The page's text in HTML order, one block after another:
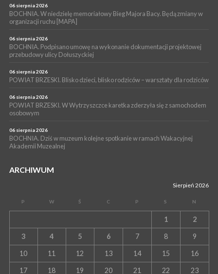
muzyki [PROGRAM KONCERTÓW]
SPORT
BOCHNIA. W niedzielę XXXII Memoriałowy Bieg Majora Bacy!
06 sierpnia 2026
BOCHNIA. W niedzielę memoriałowy Bieg Majora Bacy. Będą zmiany w
organizacji ruchu [MAPA]
06 sierpnia 2026
BOCHNIA. Podpisano umowę na wykonanie dokumentacji projektowej
przebudowy ulicy Dołuszyckiej
06 sierpnia 2026
POWIAT BRZESKI. Blisko dzieci, blisko rodziców – warsztaty dla rodziców
06 sierpnia 2026
POWIAT BRZESKI. W Wytrzyszczce karetka zderzyła się z samochodem
osobowym
06 sierpnia 2026
BOCHNIA. Dziś w muzeum kolejne spotkanie w ramach Wakacyjnej
Akademii Muzealnej
ARCHIWUM
Sierpień 2026
P W Ś C P S N
1 2
3 4 5 6 7 8 9
10 11 12 13 14 15 16
17 18 19 20 21 22 23